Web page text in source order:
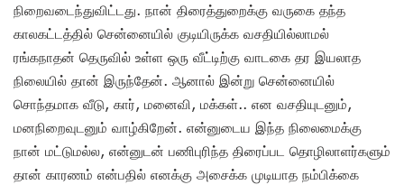
நிறைவடைந்துவிட்டது. நான் திரைத்துறைக்கு வருகை தந்த
காலகட்டத்தில் சென்னையில் குடியிருக்க வசதியில்லாமல்
ரங்கநாதன் தெருவில் உள்ள ஒரு வீட்டிற்கு வாடகை தர இயலாத
நிலையில் தான் இருந்தேன். ஆனால் இன்று சென்னையில்
சொந்தமாக வீடு, கார், மனைவி, மக்கள்.. என வசதியுடனும்,
மனநிறைவுடனும் வாழ்கிறேன். என்னுடைய இந்த நிலைமைக்கு
நான் மட்டுமல்ல, என்னுடன் பணிபுரிந்த திரைப்பட தொழிலாளர்களும்
தான் காரணம் என்பதில் எனக்கு அசைக்க முடியாத நம்பிக்கை